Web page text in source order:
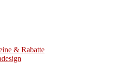
& Rabatte